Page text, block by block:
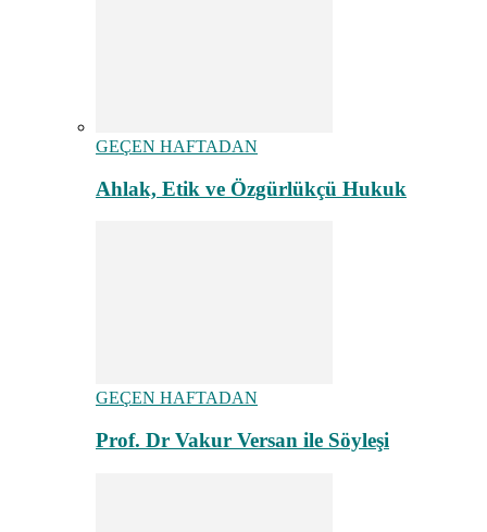
GEÇEN HAFTADAN
Ahlak, Etik ve Özgürlükçü Hukuk
GEÇEN HAFTADAN
Prof. Dr Vakur Versan ile Söyleşi